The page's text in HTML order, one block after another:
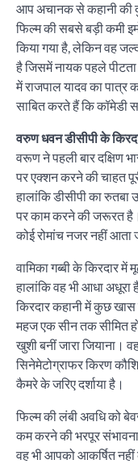
आप अचानक से कहानी की
फिल्‍म की सबसे बड़ी कमी
किया गया है, लेकिन वह
है जिसमें नायक पहले
में राजपाल यादव का
साबित करते हैं कि कॉमेडी
वरुण धवन डीसीपी के
वरूण ने पहली बार दक्षिण
पर एक्‍शन करने की चाहत
हालांकि डीसीपी का
पर काम करने की जरूरत है।
कोई रोमांच नजर नहीं
वामिका गब्‍बी के किरदार
हालांकि वह भी आधा
किरदार कहानी में कुछ
महज एक सीन तक सीमित
खुशी बनीं जारा जियाना।
सिनेमेटोग्राफर किरण
कैमरे के जरिए दर्शाया है।
फिल्‍म की लंबी अवधि को
कम करने की भरपूर
वह भी आपको आकर्षित